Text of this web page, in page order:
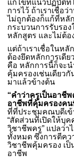
แก้ไขที่แนวปฏิบัติที่
การไว้ ถ้าเราเชื่อ
ไม่ถูกต้องก็แก้ที่หลั
กระบวนการรับรอ
หลักสูตร และไม่ต้อ
แต่ถ้าเราเชื่อในห
ต้องยึดหลักการเดี
คือ หลักการนี้ก็จะ
คุ้มครองเช่นเดียว
มาแล้วข้างต้น
“คำว่าครูเป็นอาชี
อาชีพที่คุ้มครองคน
ที่ที่ประชุมคณบดีเข้
“สัดส่วนที่เปิดให้บุ
วิชาชีพครู” แปลว่า
ทั้งหมด ซึ่งการตีคว
วิชาชีพคุ้มครอง เ
อาชีพ